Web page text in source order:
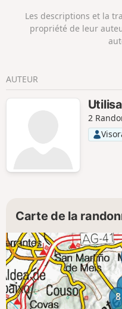
Les descriptions et la
propriété de leur
AUTEUR
2
Carte de la
8